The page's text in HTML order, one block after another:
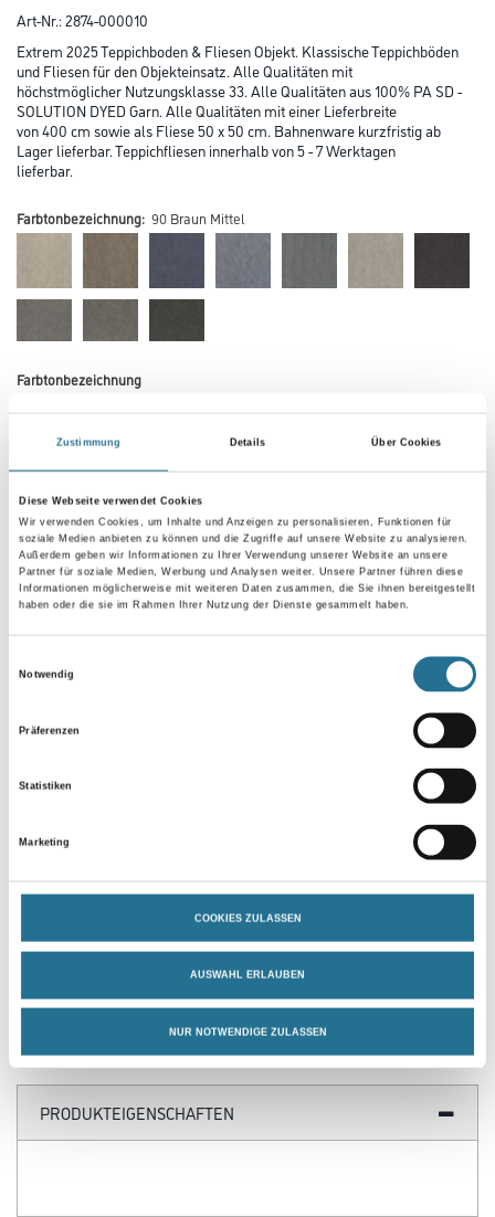
Zustimmung Details Über Cookies
Diese Webseite verwendet Cookies
Wir verwenden Cookies, um Inhalte und Anzeigen zu personalisieren, Funktionen für
soziale Medien anbieten zu können und die Zugriffe auf unsere Website zu analysieren.
Außerdem geben wir Informationen zu Ihrer Verwendung unserer Website an unsere
Partner für soziale Medien, Werbung und Analysen weiter. Unsere Partner führen diese
Informationen möglicherweise mit weiteren Daten zusammen, die Sie ihnen bereitgestellt
haben oder die sie im Rahmen Ihrer Nutzung der Dienste gesammelt haben.
Notwendig
Präferenzen
Statistiken
Marketing
COOKIES ZULASSEN
AUSWAHL ERLAUBEN
NUR NOTWENDIGE ZULASSEN
Art-Nr.:2874-000010
Extrem 2025 Teppichboden & Fliesen Objekt. Klassische Teppichböden
und Fliesen für den Objekteinsatz. Alle Qualitäten mit
höchstmöglicher Nutzungsklasse 33. Alle Qualitäten aus 100% PA SD -
SOLUTION DYED Garn. Alle Qualitäten mit einer Lieferbreite
von 400 cm sowie als Fliese 50 x 50 cm. Bahnenware kurzfristig ab
Lager lieferbar. Teppichfliesen innerhalb von 5 - 7 Werktagen
lieferbar.
Farbtonbezeichnung: 90 Braun Mittel
Farbtonbezeichnung
Verarbeitung Bodenbelag
Länge in centimeter
Breite in centimeter
Gebinde
PRODUKTEIGENSCHAFTEN